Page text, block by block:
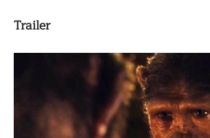
Trailer